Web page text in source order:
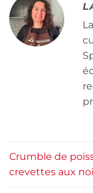
Crumble de
crevettes aux